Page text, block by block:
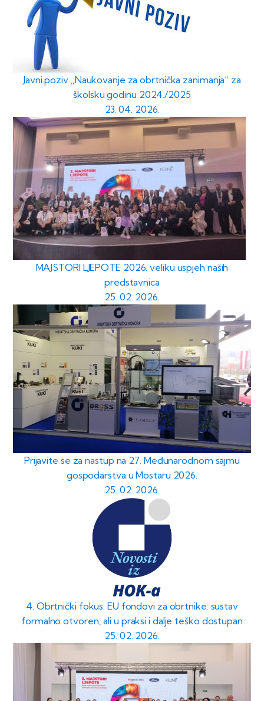
Javni poziv „Naukovanje za obrtnička zanimanja“ za
školsku godinu 2024./2025
23. 04. 2026.
MAJSTORI LJEPOTE 2026. veliku uspjeh naših
predstavnica
25. 02. 2026.
Prijavite se za nastup na 27. Međunarodnom sajmu
gospodarstva u Mostaru 2026.
25. 02. 2026.
4. Obrtnički fokus: EU fondovi za obrtnike: sustav
formalno otvoren, ali u praksi i dalje teško dostupan
25. 02. 2026.